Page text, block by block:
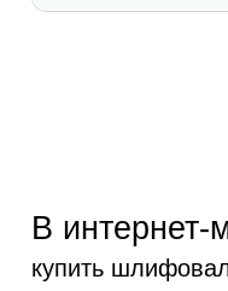
В интернет-
купить